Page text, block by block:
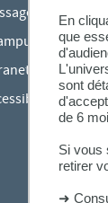
En
que
sont
de 6
Si vous
retirer
➜
des
et